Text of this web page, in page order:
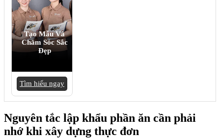
Tạo Mẫu Và
Chăm Sóc Sắc
Đẹp
Tìm hiểu ngay
Nguyên tắc lập khẩu phần ăn cần phải
nhớ khi xây dựng thực đơn